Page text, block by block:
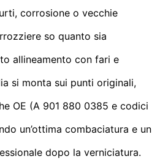
corrosione o vecchie
so quanto sia
allineamento con fari e
si monta sui punti originali,
OE (A 901 880 0385 e codici
un’ottima combaciatura e un
dopo la verniciatura.